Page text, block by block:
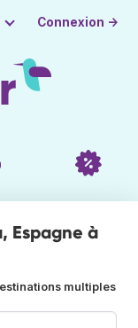
Connexion →
Espagne à
multiples